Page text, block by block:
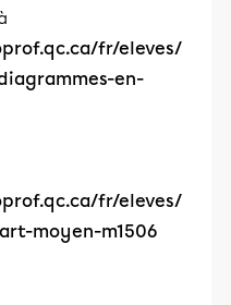
fr/eleves/
en-
fr/eleves/
moyen-m1506